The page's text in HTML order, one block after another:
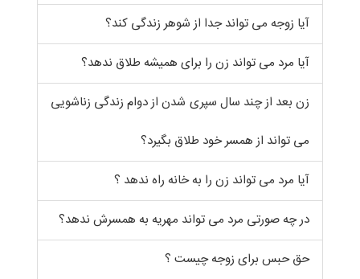
آیا زوجه می تواند جدا از شوهر زندگی کند؟
آیا مرد می تواند زن را برای همیشه طلاق ندهد؟
زن بعد از چند سال سپری شدن از دوام زندگی زناشویی
می تواند از همسر خود طلاق بگیرد؟
آیا مرد می تواند زن را به خانه راه ندهد ؟
در چه صورتی مرد می تواند مهریه به همسرش ندهد؟
حق حبس برای زوجه چیست ؟